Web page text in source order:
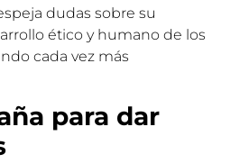
dudas sobre su
ético y humano de los
cada vez más
para dar